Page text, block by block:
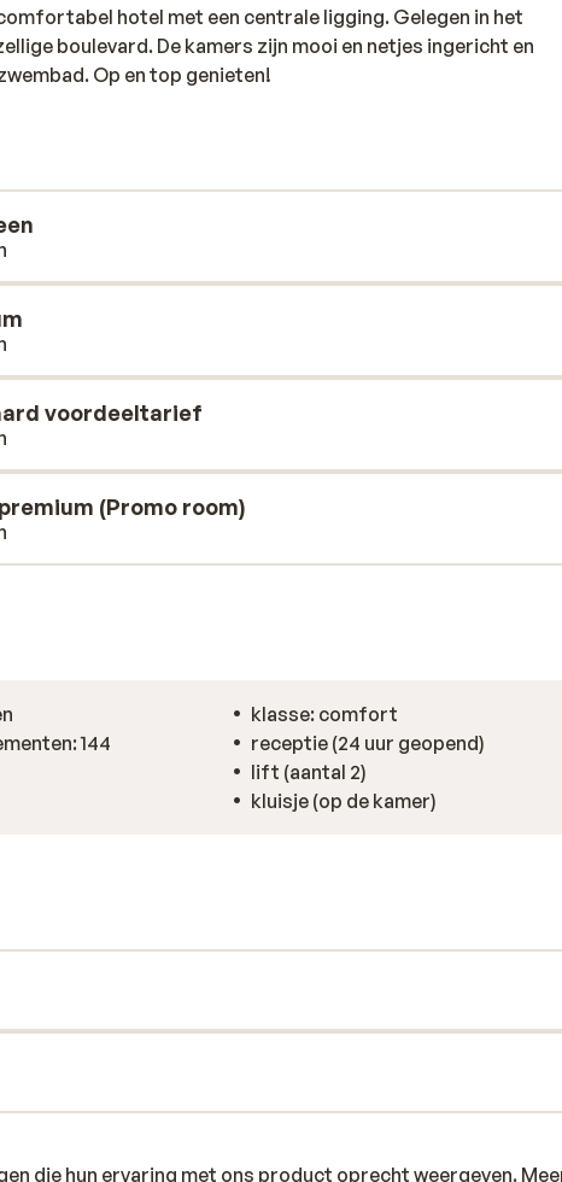
hotel met een centrale ligging. Gelegen in het
boulevard. De kamers zijn mooi en netjes ingericht en
Op en top genieten!
voordeeltarief
(Promo room)
144
klasse: comfort
receptie (24 uur geopend)
lift (aantal 2)
kluisje (op de kamer)
die hun ervaring met ons product oprecht weergeven.